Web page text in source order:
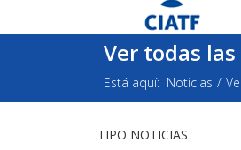
Ver todas
Está aquí: Noticias
TIPO NOTICIAS